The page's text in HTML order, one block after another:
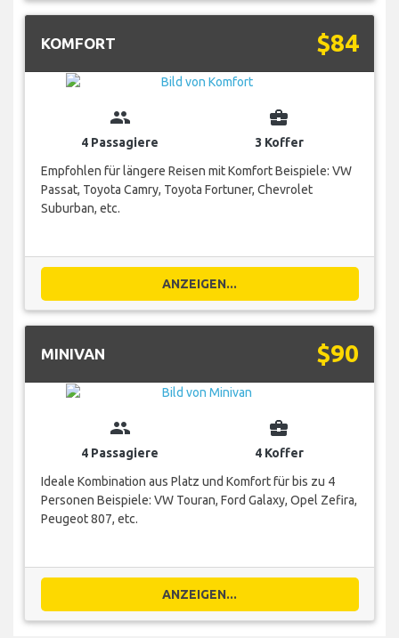
KOMFORT $84
group
4 Passagiere
business_center
3 Koffer
Empfohlen für längere Reisen mit Komfort Beispiele: VW
Passat, Toyota Camry, Toyota Fortuner, Chevrolet
Suburban, etc.
ANZEIGEN...
MINIVAN $90
group
4 Passagiere
business_center
4 Koffer
Ideale Kombination aus Platz und Komfort für bis zu 4
Personen Beispiele: VW Touran, Ford Galaxy, Opel Zefira,
Peugeot 807, etc.
ANZEIGEN...